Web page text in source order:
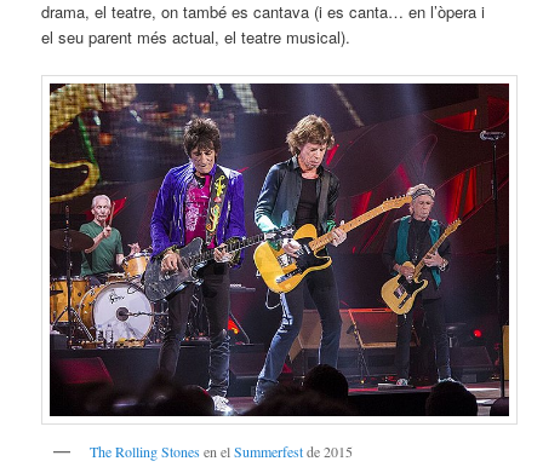
drama, el teatre, on també es cantava (i es canta… en l’òpera i
el seu parent més actual, el teatre musical).
The Rolling Stonesen elSummerfestde 2015